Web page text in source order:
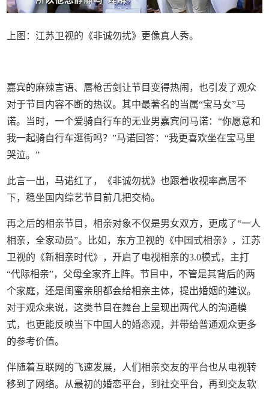
上图：江苏卫视的《非诚勿扰》更像真人秀。
嘉宾的麻辣言语、唇枪舌剑让节目变得热闹，也引发了观众
对于节目内容不断的热议。其中最著名的当属“宝马女”马
诺。当时，一个爱骑自行车的无业男嘉宾问马诺：“你愿意和
我一起骑自行车逛街吗？”马诺回答：“我更喜欢坐在宝马里
哭泣。”
此言一出，马诺红了，《非诚勿扰》也跟着收视率高居不
下，稳坐国内综艺节目前几把交椅。
再之后的相亲节目，相亲对象不仅是男女双方，更成了“一人
相亲，全家动员”。比如，东方卫视的《中国式相亲》，江苏
卫视的《新相亲时代》，开启了电视相亲的3.0模式，主打
“代际相亲”，父母全家齐上阵。节目中，不管是其背后的两
个家庭，还是闺蜜亲朋都会给相亲主体，提出婚姻的建议。
对于观众来说，这类节目在舞台上呈现出两代人的沟通模
式，也更能反映当下中国人的婚恋观，并带给普通观众更多
的参考价值。
伴随着互联网的飞速发展，人们相亲交友的平台也从电视转
移到了网络。从最初的婚恋平台，到社交平台，再到交友软